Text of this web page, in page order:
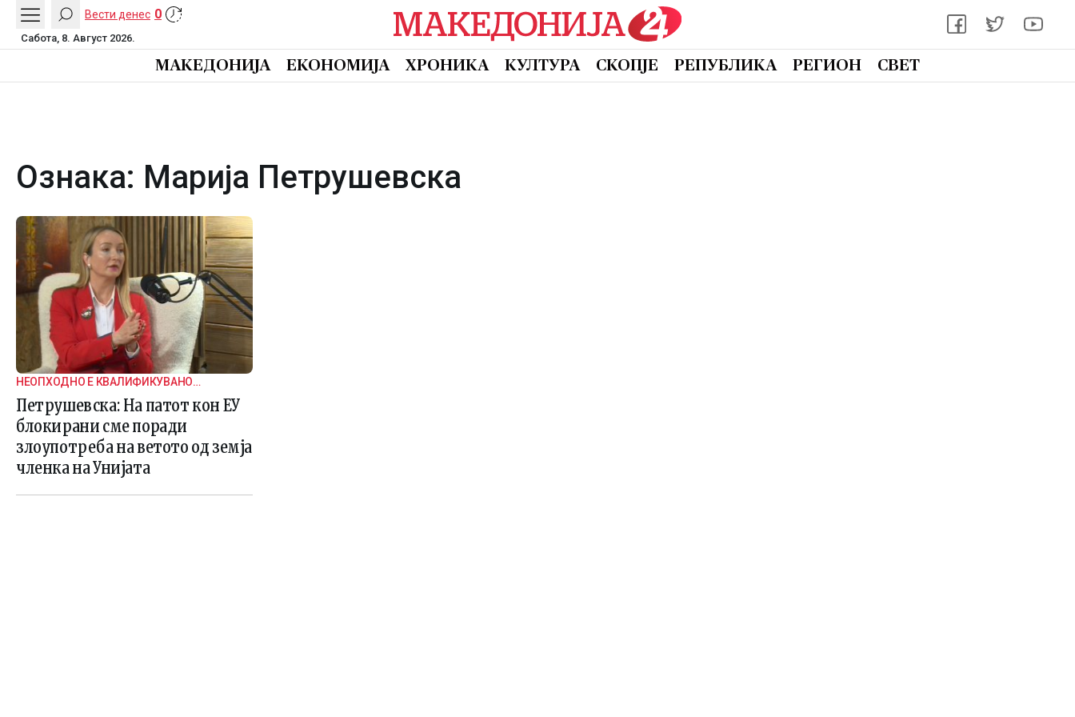
Вести денес 0
Сабота, 8. Август 2026.
МАКЕДОНИЈА ЕКОНОМИЈА ХРОНИКА КУЛТУРА СКОПЈЕ РЕПУБЛИКА РЕГИОН СВЕТ
Ознака: Марија Петрушевска
НЕОПХОДНО Е КВАЛИФИКУВАНО
МНОЗИНСТВО ЗА НОСЕЊЕ НА ОДЛУКИ
Петрушевска: На патот кон ЕУ
блокирани сме поради
злоупотреба на ветото од земја
членка на Унијата